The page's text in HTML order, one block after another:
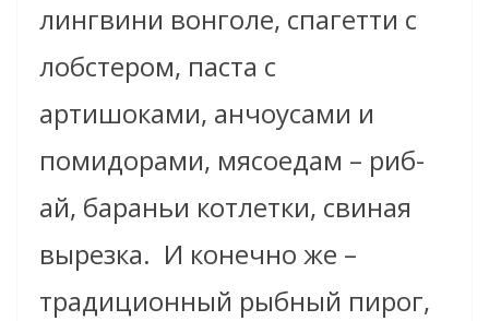
лингвини вонголе, спагетти с
лобстером, паста с
артишоками, анчоусами и
помидорами, мясоедам – риб-
ай, бараньи котлетки, свиная
вырезка. И конечно же –
традиционный рыбный пирог,